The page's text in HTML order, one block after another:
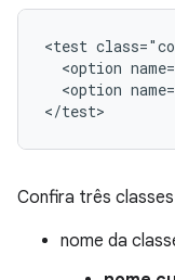
<test
<option
<option
Confira três
nome da